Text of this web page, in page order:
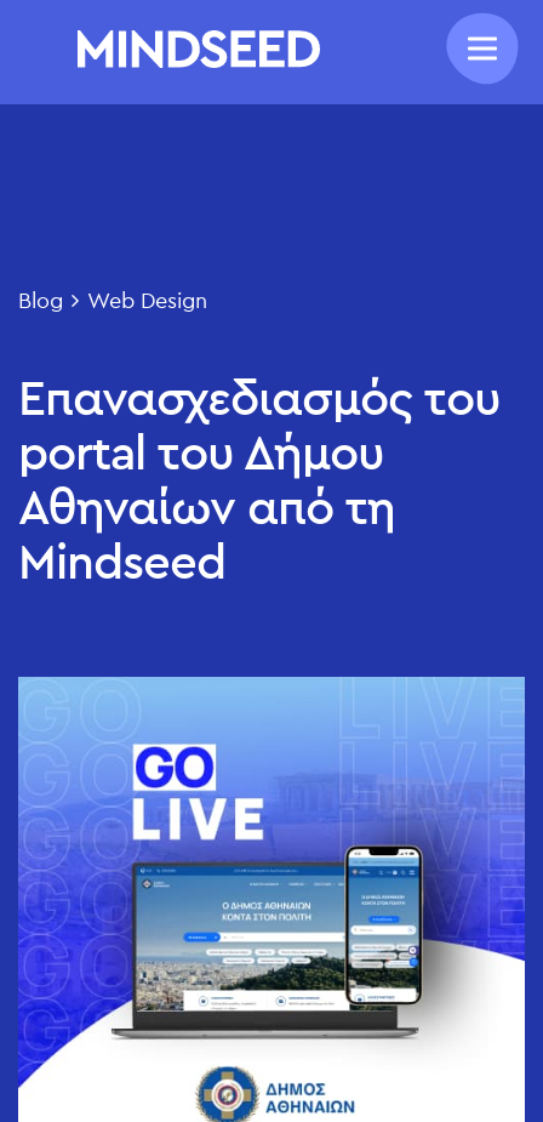
Blog Web Design
Επανασχεδιασμός του
portal του Δήμου
Αθηναίων από τη
Mindseed